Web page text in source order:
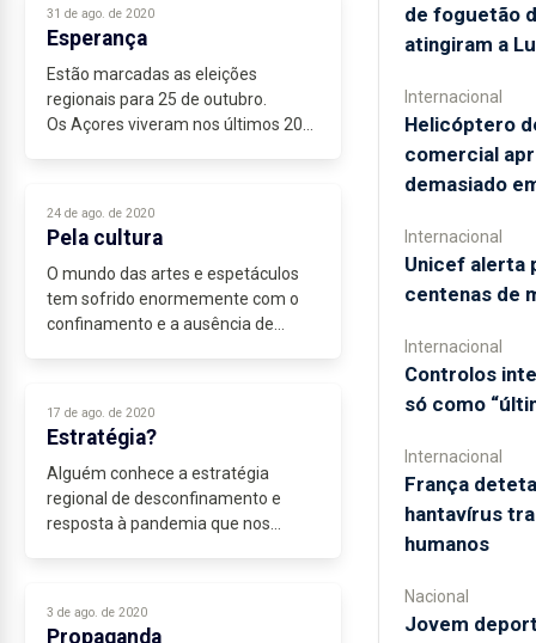
31 de ago. de 2020
Esperança
Estão marcadas as eleições
regionais para 25 de outubro.
Os Açores viveram nos últimos 20
promessas de desenvolvimento...
24 de ago. de 2020
Pela cultura
O mundo das artes e espetáculos
tem sofrido enormemente com o
confinamento e a ausência de
montagem, encenação ou até
divulgação de...
17 de ago. de 2020
Estratégia?
Alguém conhece a estratégia
regional de desconfinamento e
resposta à pandemia que nos
acontecimentos sem qualquer
3 de ago. de 2020
Propaganda
de foguetão
atingiram a
Internacional
Helicóptero
comercial
demasiado
Internacional
Unicef alerta
centenas de
Internacional
Controlos
só como
Internacional
França
hantavírus
humanos
Nacional
Jovem